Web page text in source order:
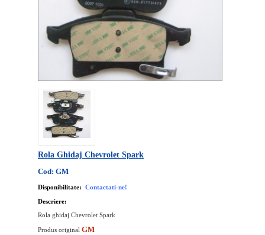
Rola Ghidaj Chevrolet Spark
Cod: GM
Disponibilitate: Contactati-ne!
Descriere:
Rola ghidaj Chevrolet Spark
Produs original GM